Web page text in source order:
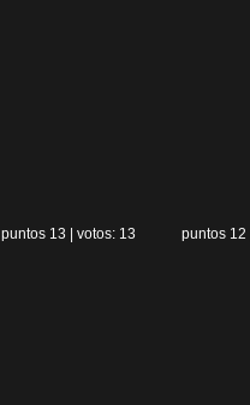
puntos 13 | votos: 13 puntos 12